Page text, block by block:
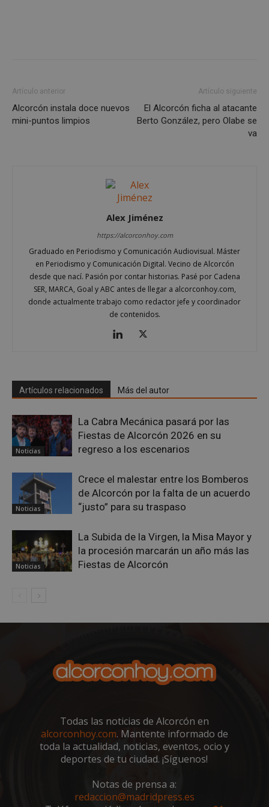
Artículo anterior
Alcorcón instala doce nuevos
mini-puntos limpios
Artículo siguiente
El Alcorcón ficha al atacante
Berto González, pero Olabe se
va
Alex Jiménez
https://alcorconhoy.com
Graduado en Periodismo y Comunicación Audiovisual. Máster
en Periodismo y Comunicación Digital. Vecino de Alcorcón
desde que nací. Pasión por contar historias. Pasé por Cadena
SER, MARCA, Goal y ABC antes de llegar a alcorconhoy.com,
donde actualmente trabajo como redactor jefe y coordinador
de contenidos.
Artículos relacionados Más del autor
Noticias
La Cabra Mecánica pasará por las
Fiestas de Alcorcón 2026 en su
regreso a los escenarios
Noticias
Crece el malestar entre los Bomberos
de Alcorcón por la falta de un acuerdo
“justo” para su traspaso
Noticias
La Subida de la Virgen, la Misa Mayor y
la procesión marcarán un año más las
Fiestas de Alcorcón
Todas las noticias de Alcorcón en
alcorconhoy.com. Mantente informado de
toda la actualidad, noticias, eventos, ocio y
deportes de tu ciudad. ¡Síguenos!
Notas de prensa a:
redaccion@madridpress.es
Las cookies estrictamente necesarias permiten la
inicio de sesión de usuario y la gestión de cuentas.
El sitio web no se puede utilizar correctamente sin
AWSALBCORS
Amazon.com
Inc.
embed.bsky.app
sp_landing
Spotify Inc.
23 horas 59
VISITOR_PRIVACY_METADATA
YouTube
.youtube.com